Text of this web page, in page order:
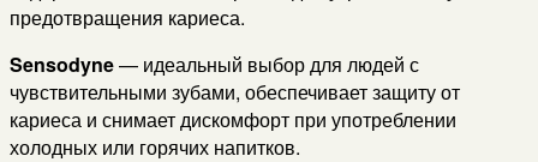
предотвращения кариеса.
Sensodyne— идеальный выбор для людей с
чувствительными зубами, обеспечивает защиту от
кариеса и снимает дискомфорт при употреблении
холодных или горячих напитков.